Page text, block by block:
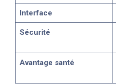
Interface
Sécurité
Avantage santé